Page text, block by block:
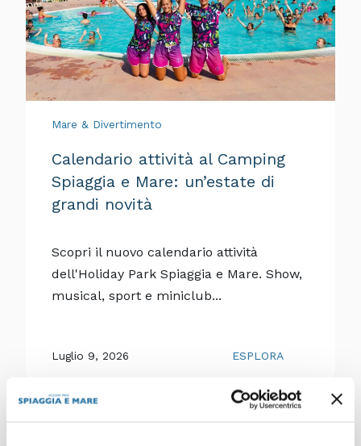
Mare & Divertimento
Calendario attività al Camping
Spiaggia e Mare: un’estate di
grandi novità
Scopri il nuovo calendario attività
dell'Holiday Park Spiaggia e Mare. Show,
musical, sport e miniclub...
Luglio 9, 2026 ESPLORA